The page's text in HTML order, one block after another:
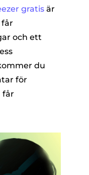
gratisär
får
och ett
du
för
får